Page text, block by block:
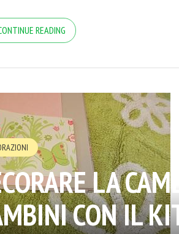
READING
LA
CON IL